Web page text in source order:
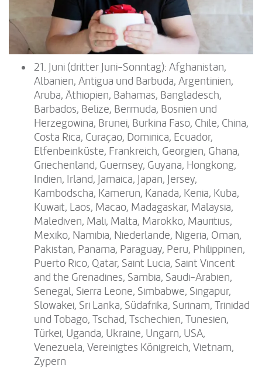
21. Juni (dritter Juni-Sonntag): Afghanistan,
Albanien, Antigua und Barbuda, Argentinien,
Aruba, Äthiopien, Bahamas, Bangladesch,
Barbados, Belize, Bermuda, Bosnien und
Herzegowina, Brunei, Burkina Faso, Chile, China,
Costa Rica, Curaçao, Dominica, Ecuador,
Elfenbeinküste, Frankreich, Georgien, Ghana,
Griechenland, Guernsey, Guyana, Hongkong,
Indien, Irland, Jamaica, Japan, Jersey,
Kambodscha, Kamerun, Kanada, Kenia, Kuba,
Kuwait, Laos, Macao, Madagaskar, Malaysia,
Malediven, Mali, Malta, Marokko, Mauritius,
Mexiko, Namibia, Niederlande, Nigeria, Oman,
Pakistan, Panama, Paraguay, Peru, Philippinen,
Puerto Rico, Qatar, Saint Lucia, Saint Vincent
and the Grenadines, Sambia, Saudi-Arabien,
Senegal, Sierra Leone, Simbabwe, Singapur,
Slowakei, Sri Lanka, Südafrika, Surinam, Trinidad
und Tobago, Tschad, Tschechien, Tunesien,
Türkei, Uganda, Ukraine, Ungarn, USA,
Venezuela, Vereinigtes Königreich, Vietnam,
Zypern